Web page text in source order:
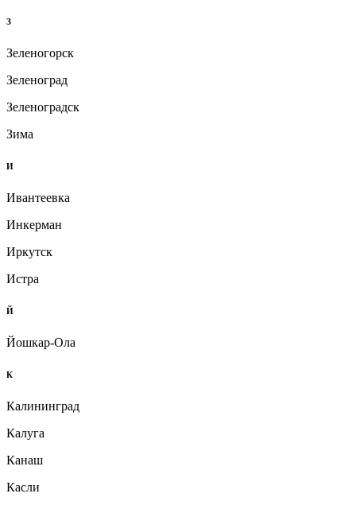
З
Зеленогорск
Зеленоград
Зеленоградск
Зима
И
Ивантеевка
Инкерман
Иркутск
Истра
Й
Йошкар-Ола
К
Калининград
Калуга
Канаш
Касли